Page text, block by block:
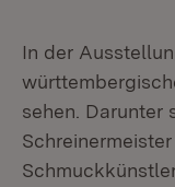
In der
sehen. Darunter